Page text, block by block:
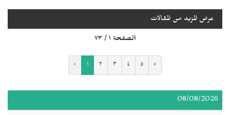
عرض المزيد من المقالات
الصفحة ١ / ٧٣
‹ ١ ٢ ٣ ٤ ٥ ›
08/08/2026